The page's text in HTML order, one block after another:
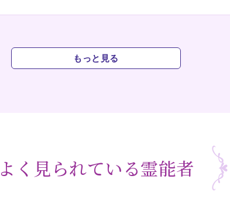
もっと見る
よく見られている霊能者